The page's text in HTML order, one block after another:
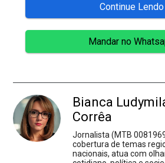
Continue Lendo
Mandar no
Bianca
Corrêa
Jornalista (MTB
cobertura de temas
nacionais, atua com